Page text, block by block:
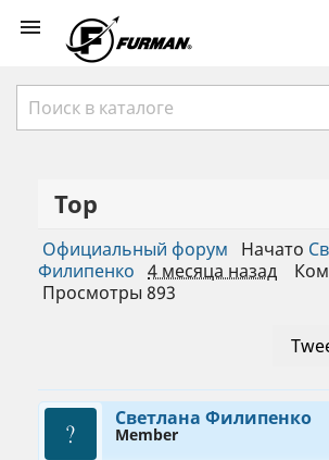

Тор
Официальный форум Начато
Филипенко 4 месяца назад
Просмотры 893
Светлана Филипенко
Member